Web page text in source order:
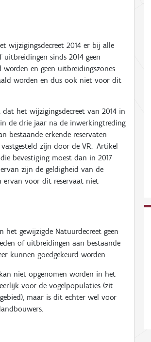
wijzigingsdecreet 2014 er bij alle
sinds 2014 geen
en geen uitbreidingszones
worden en dus ook niet voor dit
het wijzigingsdecreet van 2014 in
de drie jaar na de inwerkingtreding
bestaande erkende reservaten
zijn door de VR. Artikel
bevestiging moest dan in 2017
zijn de geldigheid van de
ervan voor dit reservaat niet
gewijzigde Natuurdecreet geen
of uitbreidingen aan bestaande
kunnen goedgekeurd worden.
niet opgenomen worden in het
voor de vogelpopulaties (zit
maar is dit echter wel voor